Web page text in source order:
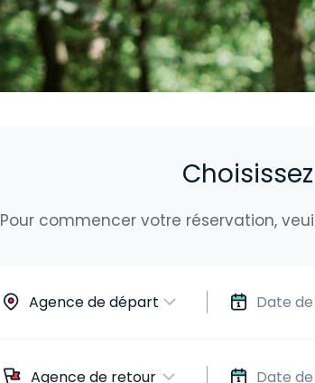
Pour commencer votre réservation,